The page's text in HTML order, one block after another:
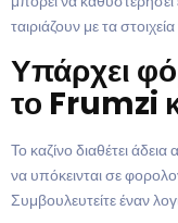
ταιριάζουν με τα
Υπάρχει
το Frumzi
Το καζίνο διαθέτει
να υπόκεινται σε
Συμβουλευτείτε έναν